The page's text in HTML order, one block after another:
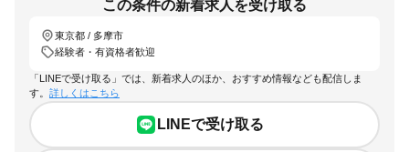
この条件の新着求人を受け取る
東京都 / 多摩市
経験者・有資格者歓迎
「LINEで受け取る」では、新着求人のほか、おすすめ情報なども配信しま
す。 詳しくはこちら
LINEで受け取る